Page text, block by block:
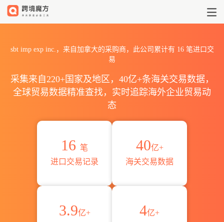
sbt imp exp inc.，来自加拿大的采购商，此公司累计有 16笔进口交
易
采集来自220+国家及地区，40亿+条海关交易数据，
全球贸易数据精准查找，实时追踪海外企业贸易动
态
16 笔
进口交易记录
40亿+
海关交易数据
3.9亿+
4亿+